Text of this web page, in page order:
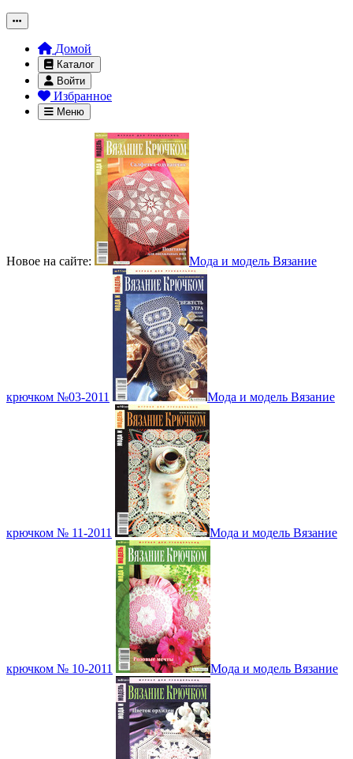
Домой
Каталог
Войти
Избранное
Меню
Новое на сайте: Мода и модель Вязание
крючком №03-2011 Мода и модель Вязание
крючком № 11-2011 Мода и модель Вязание
крючком № 10-2011 Мода и модель Вязание